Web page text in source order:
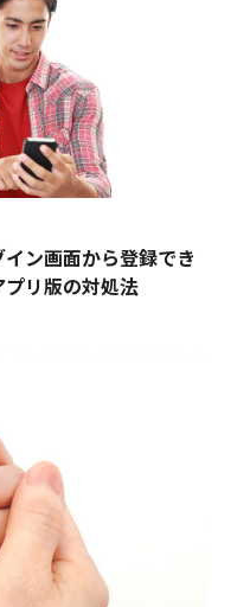
ン画面から登録でき
リ版の対処法